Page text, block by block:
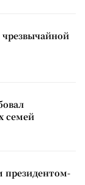
семей
президентом-